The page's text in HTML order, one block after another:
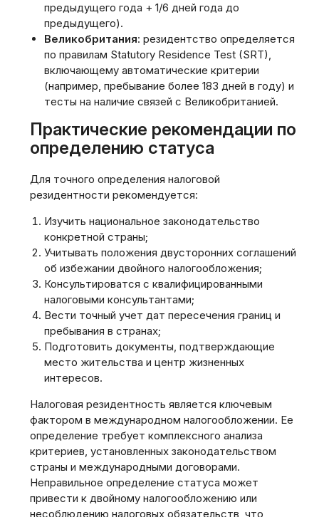
предыдущего года + 1/6 дней года до
предыдущего).
Великобритания: резидентство определяется
по правилам Statutory Residence Test (SRT),
включающему автоматические критерии
(например, пребывание более 183 дней в году) и
тесты на наличие связей с Великобританией.
Практические рекомендации по
определению статуса
Для точного определения налоговой
резидентности рекомендуется:
Изучить национальное законодательство
конкретной страны;
Учитывать положения двусторонних соглашений
об избежании двойного налогообложения;
Консультироватся с квалифицированными
налоговыми консультантами;
Вести точный учет дат пересечения границ и
пребывания в странах;
Подготовить документы, подтверждающие
место жительства и центр жизненных
интересов.
Налоговая резидентность является ключевым
фактором в международном налогообложении. Ее
определение требует комплексного анализа
критериев, установленных законодательством
страны и международными договорами.
Неправильное определение статуса может
привести к двойному налогообложению или
несоблюдению налоговых обязательств, что